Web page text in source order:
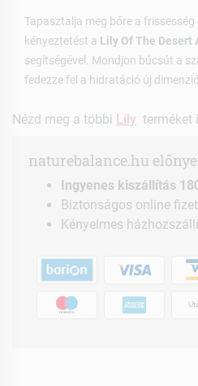
Tapasztalja meg bőre a
kényeztetést a Lily Of The Desert
segítségével. Mondjon búcsút a
fedezze fel a hidratáció új
Nézd meg a többi Lily terméket
naturebalance.hu
Ingyenes kiszállítás
Biztonságos online
Kényelmes